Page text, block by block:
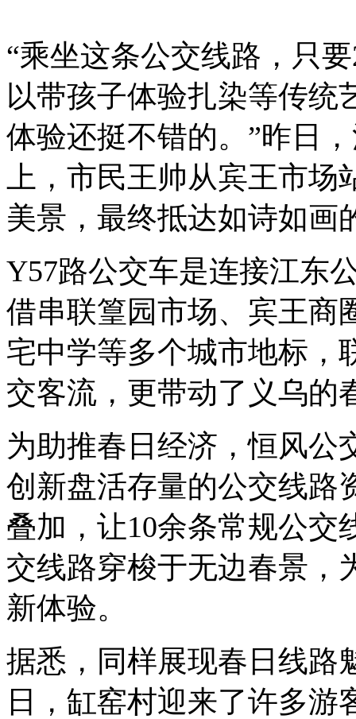
“乘坐这条公交线路，只
以带孩子体验扎染等传统
体验还挺不错的。”昨日
上，市民王帅从宾王市
美景，最终抵达如诗如画
Y57路公交车是连接江东
借串联篁园市场、宾王商
宅中学等多个城市地标，
交客流，更带动了义乌的
为助推春日经济，恒风公
创新盘活存量的公交线路
叠加，让10余条常规公交
交线路穿梭于无边春景，
新体验。
据悉，同样展现春日线路
日，缸窑村迎来了许多游